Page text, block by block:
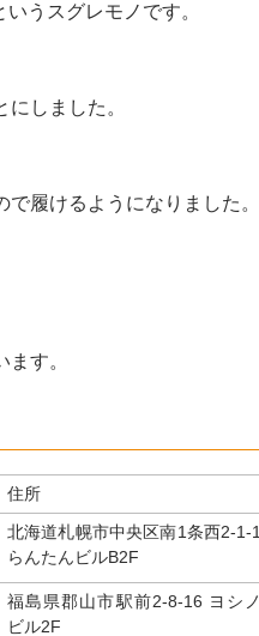
うスグレモノです。
しました。
履けるようになりました。
す。
住所
北海道札幌市中央区南1条西2-1-1
らんたんビルB2F
福島県郡山市駅前2-8-16 ヨシノ
ビル2F